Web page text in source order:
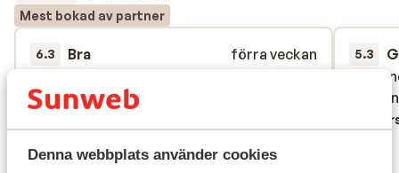
Denna webbplats använder cookies
Mest bokad av partner
6.3 Bra
förra veckan
onderhouden stukje zand strand wel gratis
achteraf en heeft een pool bar maar geen
onderhouden stukje zand strand wel gratis
achteraf en heeft een pool bar maar geen
5.3
Er
Er